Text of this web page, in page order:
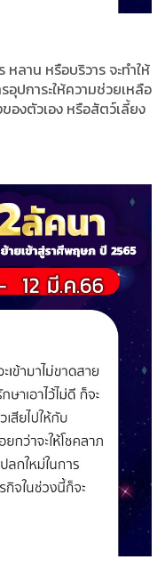
หลาน หรือบริวาร จะทำให้
ปการะให้ความช่วยเหลือ
องตัวเอง หรือสัตว์เลี้ยง